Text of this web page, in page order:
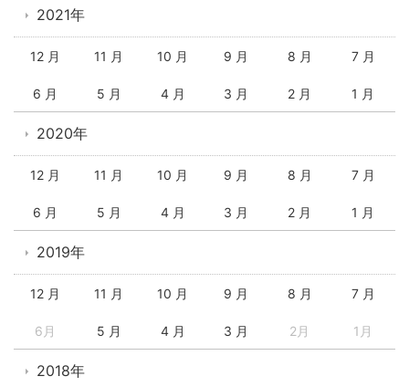
2021年
12 月 11 月 10 月 9 月 8 月 7 月
6 月 5 月 4 月 3 月 2 月 1 月
2020年
12 月 11 月 10 月 9 月 8 月 7 月
6 月 5 月 4 月 3 月 2 月 1 月
2019年
12 月 11 月 10 月 9 月 8 月 7 月
6月 5 月 4 月 3 月 2月 1月
2018年